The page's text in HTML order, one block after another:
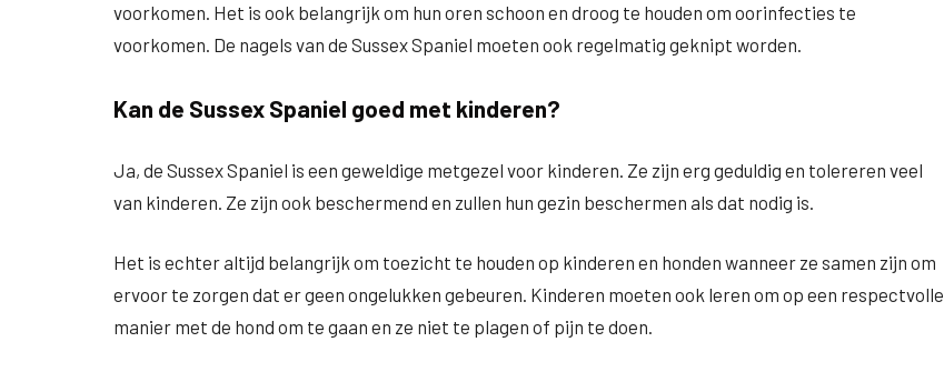
voorkomen. Het is ook belangrijk om hun oren schoon en droog te houden om oorinfecties te
voorkomen. De nagels van de Sussex Spaniel moeten ook regelmatig geknipt worden.
Kan de Sussex Spaniel goed met kinderen?
Ja, de Sussex Spaniel is een geweldige metgezel voor kinderen. Ze zijn erg geduldig en tolereren veel
van kinderen. Ze zijn ook beschermend en zullen hun gezin beschermen als dat nodig is.
Het is echter altijd belangrijk om toezicht te houden op kinderen en honden wanneer ze samen zijn om
ervoor te zorgen dat er geen ongelukken gebeuren. Kinderen moeten ook leren om op een respectvolle
manier met de hond om te gaan en ze niet te plagen of pijn te doen.